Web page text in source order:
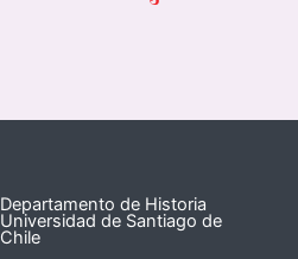
Departamento de Historia
Universidad de Santiago de
Chile